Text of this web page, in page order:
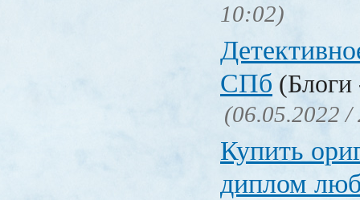
10:02)
СПб (Блоги
(06.05.2022 /
Купить
диплом